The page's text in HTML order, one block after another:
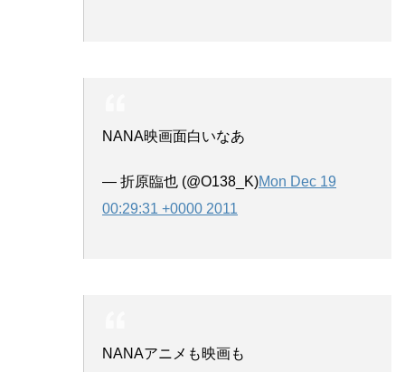
NANA映画面白いなあ
— 折原臨也 (@O138_K)Mon Dec 19
00:29:31 +0000 2011
NANAアニメも映画も